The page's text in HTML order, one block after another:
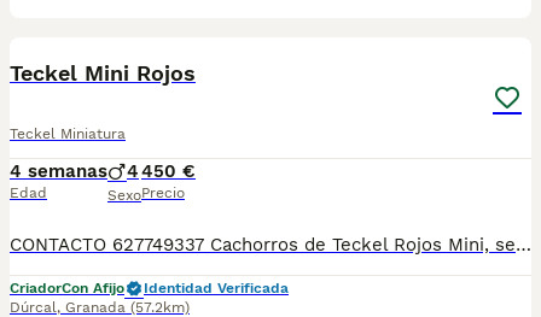
Teckel Mini Rojos
Teckel Miniatura
4 semanas
Edad
4
Sexo
450 €
Precio
CONTACTO 627749337 Cachorros de Teckel Rojos Mini, se entregan vacunados, desparasitados con su cartilla veterinaria. Criador profesional con afijo de la RSCE y FCI Centro de cria autorizado con núcleo zoológico Registro de criador autorizado
CriadorCon Afijo
Identidad Verificada
Dúrcal, Granada (57.2km)